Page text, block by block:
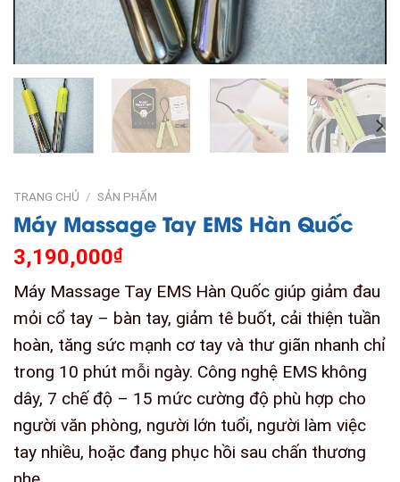
TRANG CHỦ / SẢN PHẨM
Máy Massage Tay EMS Hàn Quốc
3,190,000₫
Máy Massage Tay EMS Hàn Quốc giúp giảm đau
mỏi cổ tay – bàn tay, giảm tê buốt, cải thiện tuần
hoàn, tăng sức mạnh cơ tay và thư giãn nhanh chỉ
trong 10 phút mỗi ngày. Công nghệ EMS không
dây, 7 chế độ – 15 mức cường độ phù hợp cho
người văn phòng, người lớn tuổi, người làm việc
tay nhiều, hoặc đang phục hồi sau chấn thương